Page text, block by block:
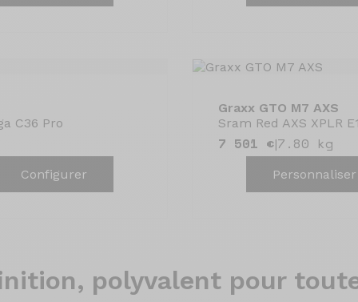
C36 Pro
Configurer
Graxx GTO M7 AXS
Sram Red AXS XPLR
7 501 €|7.80 kg
Personnaliser
polyvalent pour